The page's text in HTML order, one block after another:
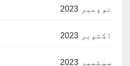
نوومبر 2023
اکتوبر 2023
سپتمبر 2023